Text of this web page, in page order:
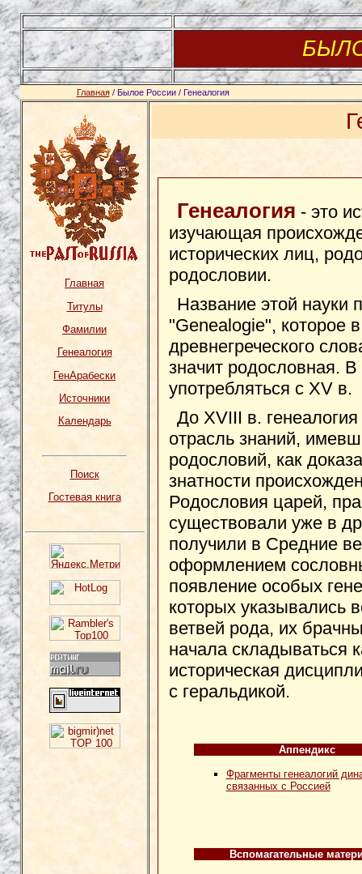
Главная/ Былое России / Генеалогия
Главная
Титулы
Фамилии
Генеалогия
ГенАрабески
Источники
Календарь
Поиск
Гостевая книга
Генеалогия - это
изучающая
исторических лиц,
родословии.
Название этой науки
"Genealogie", которое
древнегреческого
значит родословная.
употребляться с XV в.
До XVIII в.
отрасль знаний,
родословий, как
знатности
Родословия царей,
существовали уже в
получили в Средние
оформлением
появление особых
которых указывались
ветвей рода, их
начала складываться
историческая
с геральдикой.
Аппендикс
Фрагменты генеалогий
связанных с Россией
Вспомагательные